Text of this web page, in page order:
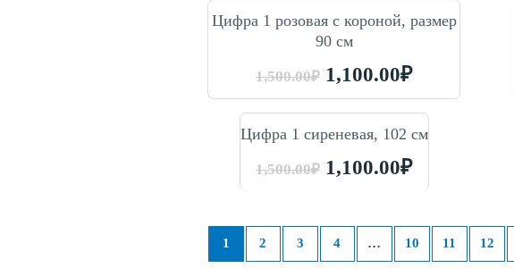
Цифра 1 розовая с короной, размер
90 см
1,500.00₽ 1,100.00₽
Цифра 1 сиреневая, 102 см
1,500.00₽ 1,100.00₽
1 2 3 4 … 10 11 12